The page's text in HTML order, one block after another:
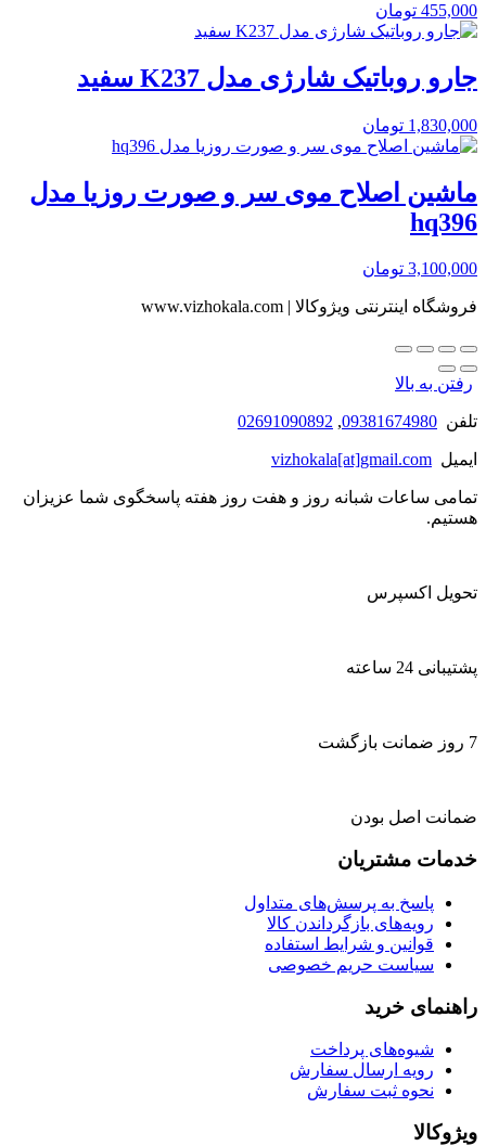
455,000 تومان
جارو روباتیک شارژی مدل K237 سفید
1,830,000 تومان
ماشین اصلاح موی سر و صورت روزیا مدل
hq396
3,100,000 تومان
فروشگاه اینترنتی ویژوکالا | www.vizhokala.com
رفتن به بالا
تلفن 09381674980
,
02691090892
ایمیل vizhokala[at]gmail.com
تمامی ساعات شبانه روز و هفت روز هفته پاسخگوی شما عزیزان
هستیم.
تحویل اکسپرس
پشتیبانی 24 ساعته
7 روز ضمانت بازگشت
ضمانت اصل بودن
خدمات مشتریان
پاسخ به پرسش‌های متداول
رویه‌های بازگرداندن کالا
قوانین و شرایط استفاده
سیاست حریم خصوصی
راهنمای خرید
شیوه‌های پرداخت
رویه ارسال سفارش
نحوه ثبت سفارش
ویژوکالا